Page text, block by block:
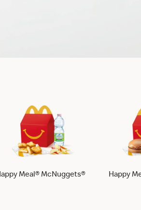
Meal® McNuggets® Happy